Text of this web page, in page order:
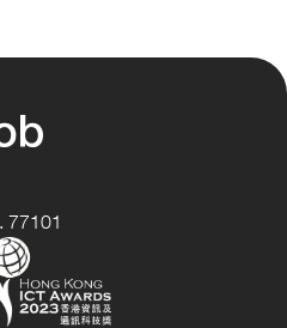
77101